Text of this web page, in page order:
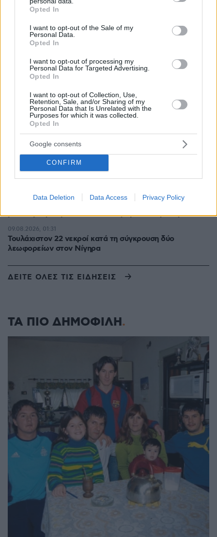
grant or deny consent to Google and its third-party tags to
use your data for below specified purposes in below Google
consent section.
Opted In
I want to opt-out of the Sale of my
Personal Data.
Opted In
I want to opt-out of processing my
Personal Data for Targeted Advertising.
Opted In
I want to opt-out of Collection, Use,
Retention, Sale, and/or Sharing of my
Personal Data that Is Unrelated with the
Purposes for which it was collected.
Opted In
Google consents
CONFIRM
Data Deletion Data Access Privacy Policy
Δυστύχημα στο Περού: Δεκατρείς νεκροί και τέσσερις
τραυματίες σε σύγκρουση βαν και νταλίκας
09.08.2026, 05:19
Φοκάτσια με κοτόπουλο, πέστο και ντοματίνια
09.08.2026, 05:00
Ακόμη πιο αυστηρά μέτρα από το Παρίσι για τους
κατόχους ηλεκτρικών πατινιών: Κράνος και γιλέκο,
διαφορετικά τσουχτερά πρόστιμα
09.08.2026, 04:37
Μαζικός γάμος 1.500 ζευγαριών στη Νιγηρία
09.08.2026, 04:00
Τουλάχιστον τρεις νεκροί και πολλοί τραυματίες
εξαιτίας ρωσικών πληγμάτων στην Ουκρανία
09.08.2026, 03:05
Συναγερμός στην Έδεσσα για την εξαφάνιση 31χρονου
09.08.2026, 02:46
«Δώρο» 1 δισ. δολαρίων στη Κολομβία από τις ΗΠΑ
μετά την ορκωμοσία του νέου τραμπικού προέδρου
09.08.2026, 02:08
Τουλάχιστον 22 νεκροί κατά τη σύγκρουση δύο
λεωφορείων στον Νίγηρα
09.08.2026, 01:31
ΔΕΙΤΕ ΟΛΕΣ ΤΙΣ ΕΙΔΗΣΕΙΣ
ΤΑ ΠΙΟ ΔΗΜΟΦΙΛΗ